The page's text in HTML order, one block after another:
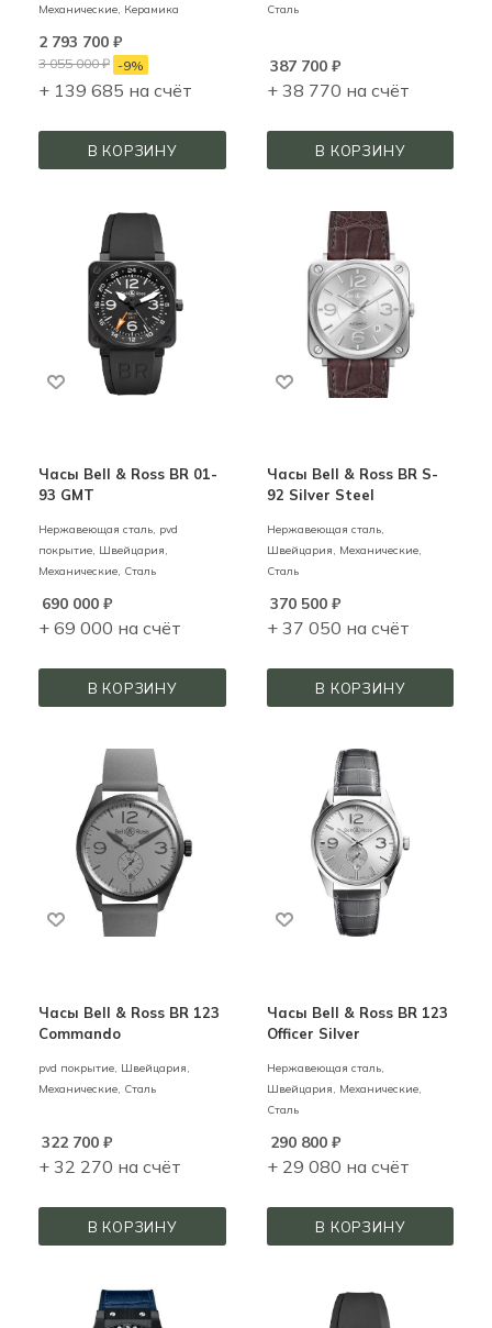
Механические, Керамика
2 793 700 ₽
3 055 000₽ -9%
+ 139 685 на счёт
В КОРЗИНУ
Сталь
387 700₽
+ 38 770 на счёт
В КОРЗИНУ
Часы Bell & Ross BR 01-
93 GMT
Нержавеющая сталь, pvd
покрытие, Швейцария,
Механические, Сталь
690 000 ₽
+ 69 000 на счёт
В КОРЗИНУ
Часы Bell & Ross BR S-
92 Silver Steel
Нержавеющая сталь,
Швейцария, Механические,
Сталь
370 500₽
+ 37 050 на счёт
В КОРЗИНУ
Часы Bell & Ross BR 123
Commando
pvd покрытие, Швейцария,
Механические, Сталь
322 700 ₽
+ 32 270 на счёт
В КОРЗИНУ
Часы Bell & Ross BR 123
Officer Silver
Нержавеющая сталь,
Швейцария,
Механические,
Сталь
290 800₽
+ 29 080 на счёт
В КОРЗИНУ